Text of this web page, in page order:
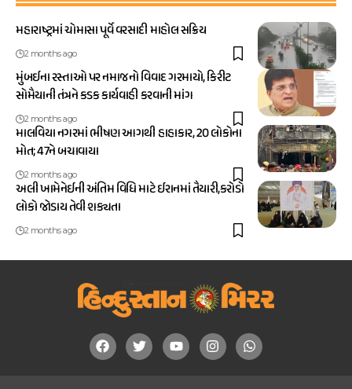
મહારાષ્ટ્રમાં ચોમાસા પૂર્વે વરસાદી માહોલ સક્રિય
2 months ago
મુંબઈના રસ્તાઓ પર નમાજનો વિવાદ ગરમાયો, કિરીટ
સોમૈયાની તંત્રને કડક કાર્યવાહી કરવાની માંગ
2 months ago
માલવિયા નગરમાં ભીષણ આગથી હાહાકાર, 20 લોકોના
મોત; 47ને બચાવાયા
2 months ago
અલી ખામેનેઈની અંતિમ વિધિ માટે ઈરાનમાં તૈયારી,કરોડો
લોકો જોડાય તેવી શક્યતા
2 months ago